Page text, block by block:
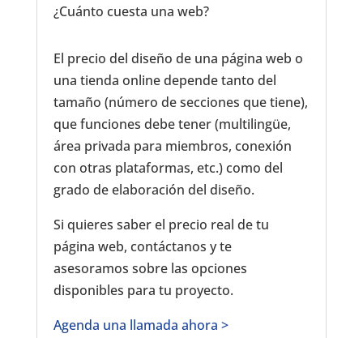
¿Cuánto cuesta una web?
El precio del diseño de una página web o
una tienda online depende tanto del
tamaño (número de secciones que tiene),
que funciones debe tener (multilingüe,
área privada para miembros, conexión
con otras plataformas, etc.) como del
grado de elaboración del diseño.
Si quieres saber el precio real de tu
página web, contáctanos y te
asesoramos sobre las opciones
disponibles para tu proyecto.
Agenda una llamada ahora >